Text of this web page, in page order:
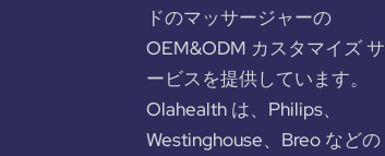
ドのマッサージャーの
OEM&ODM カスタマイズ サ
ービスを提供しています。
Olahealth は、Philips、
Westinghouse、Breo などの